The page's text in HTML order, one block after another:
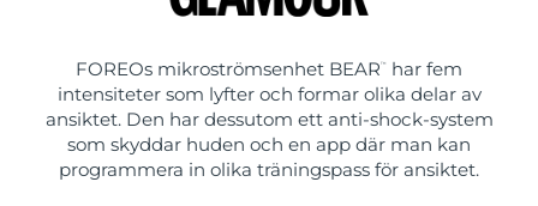
FOREOs mikroströmsenhet BEAR ™
har fem
intensiteter som lyfter och formar olika delar av
ansiktet. Den har dessutom ett anti-shock-system
som skyddar huden och en app där man kan
programmera in olika träningspass för ansiktet.